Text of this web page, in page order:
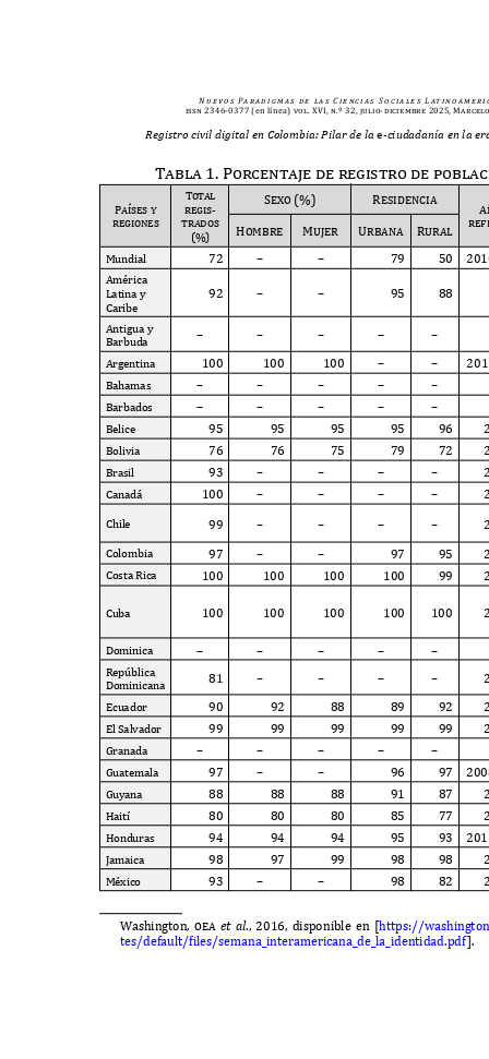
N u e v o s Pa r a d i g m a s d e l a s C i e n c i a s S o c i a l e s L at i n o a m e r i
issn 2346-0377(en línea) vol. XVI, n.º 32, julio-diciembre 2025,
Registro civil digital en Colombia: Pilar de lae-ciudadanía en la
Tabla 1. Porcentaje de registro de
Total Sexo (%) Residencia
Países y
regiones
regis-
trados
(%)
A
Hombre Mujer
–
Urbana Rural
Mundial 72 –
–
79
95
50
88
América
Latina y
Caribe
92 –
Antigua y
Barbuda – – – – –
Argentina
Bahamas
Barbados
Belice
100 100 100
–
–
–
–
–
–
–
–
–
–
–
–
95
76
93
95
76
95
75
95
79
96
72
Bolivia
Brasil
–
–
–
–
–
–
–
–
Canadá 100
Chile 99
–
–
–
–
– –
Colombia 97 97
95
99
CostaRica 100 100 100 100
Cuba 100 100 100 100 100
Dominica –
–
–
– –
–
–
República
Dominicana 81 – –
Ecuador
ElSalvador
Granada
Guatemala
Guyana
90
99
92
99
88
99
89
99
92
99
–
–
–
–
–
–
–
97
88
80
94
98
93
96
91
85
95
98
98
97
88
80
94
97
88
80
94
99
87
77
Haití
Honduras
Jamaica
México
93
98
82
– –
Washington , oea et al., 2016, disponible en [https://washington
tes/default/files/semana _interamericana _de_la identidad.pdf].